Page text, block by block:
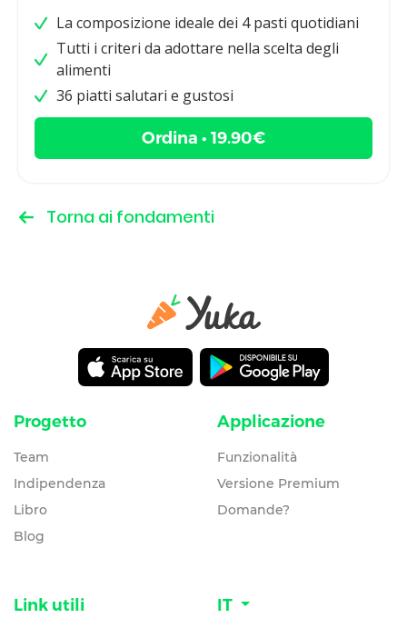
La composizione ideale dei 4 pasti quotidiani
Tutti i criteri da adottare nella scelta degli
alimenti
36 piatti salutari e gustosi
Ordina • 19.90€
Torna ai fondamenti
Progetto
Team
Indipendenza
Libro
Blog
Applicazione
Funzionalità
Versione Premium
Domande?
Link utili IT